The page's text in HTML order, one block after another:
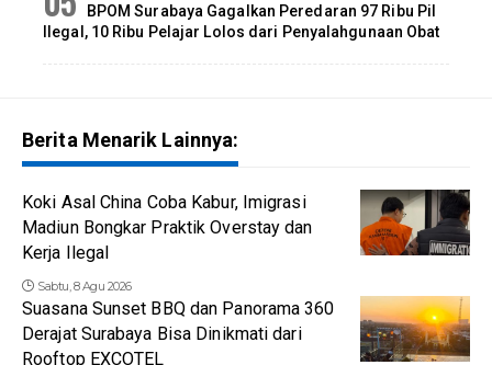
BPOM Surabaya Gagalkan Peredaran 97 Ribu Pil
Ilegal, 10 Ribu Pelajar Lolos dari Penyalahgunaan Obat
Berita Menarik Lainnya:
Koki Asal China Coba Kabur, Imigrasi
Madiun Bongkar Praktik Overstay dan
Kerja Ilegal
Sabtu, 8 Agu 2026
Suasana Sunset BBQ dan Panorama 360
Derajat Surabaya Bisa Dinikmati dari
Rooftop EXCOTEL